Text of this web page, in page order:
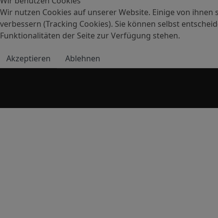
Wir nutzen Cookies auf unserer Website. Einige von
verbessern (Tracking Cookies). Sie können selbst
Funktionalitäten der Seite zur Verfügung stehen.
Akzeptieren Ablehnen